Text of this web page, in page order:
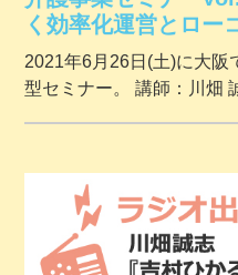
く効率化運営とロー
2021年6月26日(土)に大阪
型セミナー。 講師：川畑